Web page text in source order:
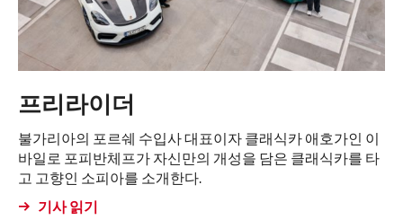
프리라이더
불가리아의 포르쉐 수입사 대표이자 클래식카 애호가인 이
바일로 포피반체프가 자신만의 개성을 담은 클래식카를 타
고 고향인 소피아를 소개한다.
기사 읽기